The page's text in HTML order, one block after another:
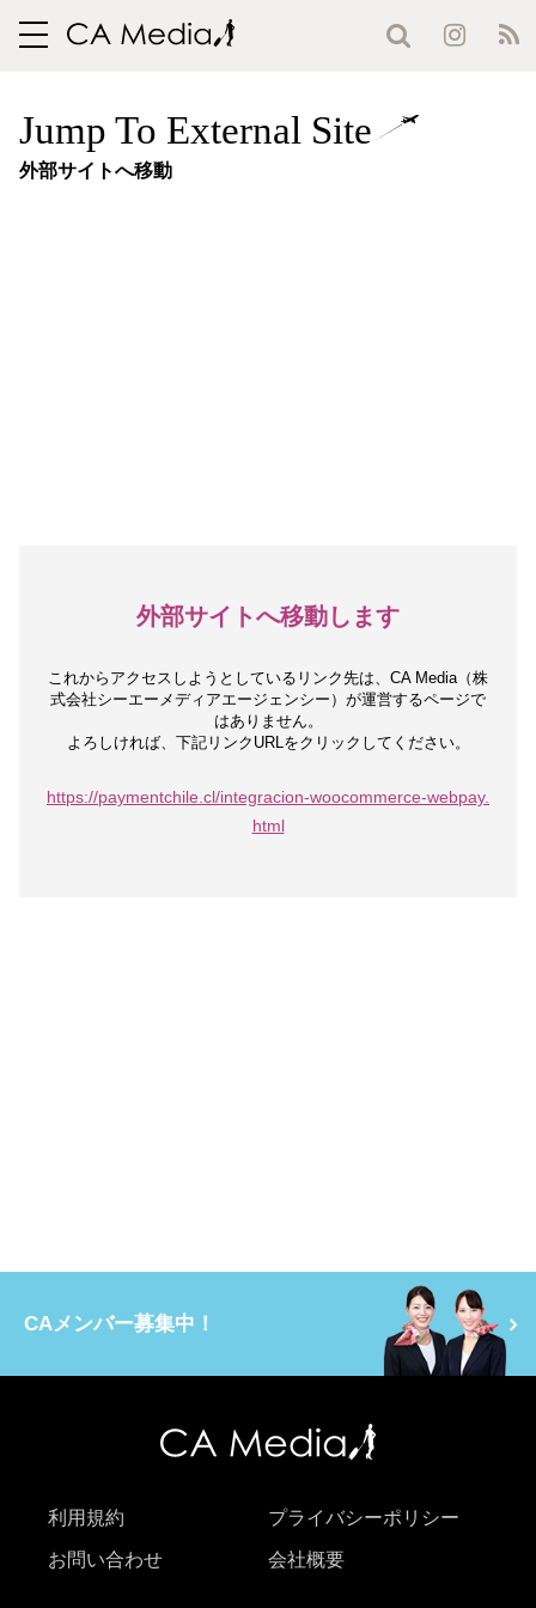
toggle
Jump To External Site
外部サイトへ移動
外部サイトへ移動します
これからアクセスしようとしているリンク先は、 CA Media（株
式会社シーエーメディアエージェンシー）が運営するページで
はありません。
よろしければ、下記リンクURLをクリックしてください。
https://paymentchile.cl/integracion-woocommerce-webpay.
html
CAメンバー募集中！
利用規約 プライバシーポリシー
お問い合わせ 会社概要